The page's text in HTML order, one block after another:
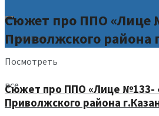
Ничего нет
Посмотреть
все
Сюжет про ППО «Лице
Приволжского района
Сюжет про ППО «Лице №133-
Приволжского района